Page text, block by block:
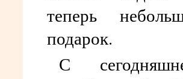
теперь
подарок.
С